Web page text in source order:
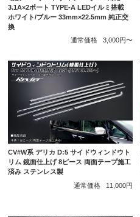
3.1A×2ポート TYPE-A LEDイルミ搭載
ホワイト/ブルー 33mm×22.5mm 純正交
換
通常価格
3,000円〜
CV#W系 デリカ D:5 サイドウィンドウト
リム 鏡面仕上げ 8ピース 両面テープ施工
済み ステンレス製
通常価格
11,000円